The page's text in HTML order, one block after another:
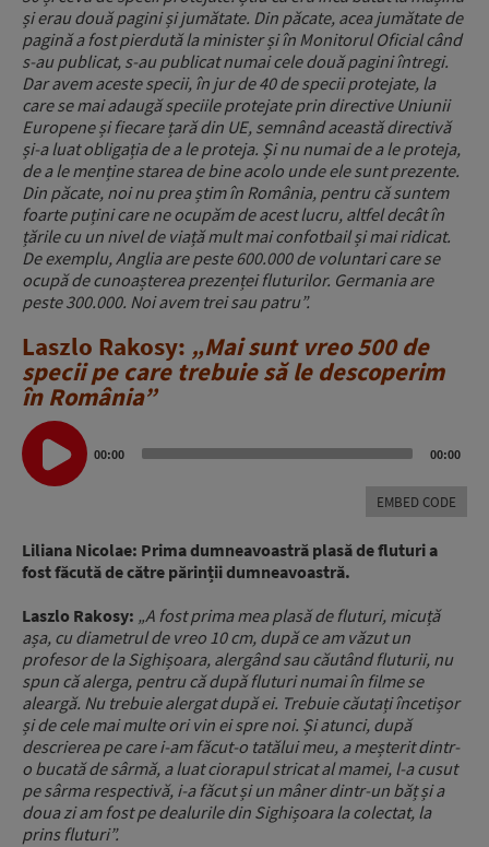
și erau două pagini și jumătate. Din păcate, acea jumătate de
pagină a fost pierdută la minister și în Monitorul Oficial când
s-au publicat, s-au publicat numai cele două pagini întregi.
Dar avem aceste specii, în jur de 40 de specii protejate, la
care se mai adaugă speciile protejate prin directive Uniunii
Europene și fiecare țară din UE, semnând această directivă
și-a luat obligația de a le proteja. Și nu numai de a le proteja,
de a le menține starea de bine acolo unde ele sunt prezente.
Din păcate, noi nu prea știm în România, pentru că suntem
foarte puțini care ne ocupăm de acest lucru, altfel decât în
țările cu un nivel de viață mult mai confotbail și mai ridicat.
De exemplu, Anglia are peste 600.000 de voluntari care se
ocupă de cunoașterea prezenței fluturilor. Germania are
peste 300.000. Noi avem trei sau patru”.
Laszlo Rakosy: „Mai sunt vreo 500 de
specii pe care trebuie să le descoperim
în România”
Audio
Player
00:00 00:00
EMBED CODE
Liliana Nicolae: Prima dumneavoastră plasă de fluturi a
fost făcută de către părinții dumneavoastră.
Laszlo Rakosy: „A fost prima mea plasă de fluturi, micuță
așa, cu diametrul de vreo 10 cm, după ce am văzut un
profesor de la Sighișoara, alergând sau căutând fluturii, nu
spun că alerga, pentru că după fluturi numai în filme se
aleargă. Nu trebuie alergat după ei. Trebuie căutați încetișor
și de cele mai multe ori vin ei spre noi. Și atunci, după
descrierea pe care i-am făcut-o tatălui meu, a meșterit dintr-
o bucată de sârmă, a luat ciorapul stricat al mamei, l-a cusut
pe sârma respectivă, i-a făcut și un mâner dintr-un băț și a
doua zi am fost pe dealurile din Sighișoara la colectat, la
prins fluturi”.